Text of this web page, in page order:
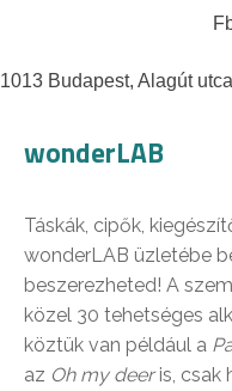
1013 Budapest, Alagút
wonderLAB
Táskák, cipők,
wonderLAB üzletébe
beszerezheted! A
közel 30 tehetséges
köztük van például a
az Oh my deeris, csak